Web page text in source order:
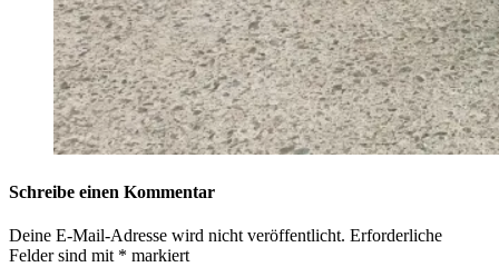
Schreibe einen Kommentar
Deine E-Mail-Adresse wird nicht veröffentlicht. Erforderliche
Felder sind mit * markiert